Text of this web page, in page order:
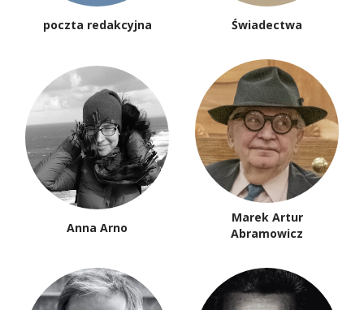
poczta redakcyjna Świadectwa
Anna Arno
Marek Artur
Abramowicz